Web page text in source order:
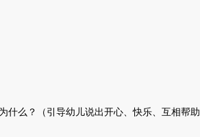
么？（引导幼儿说出开心、快乐、互相帮助